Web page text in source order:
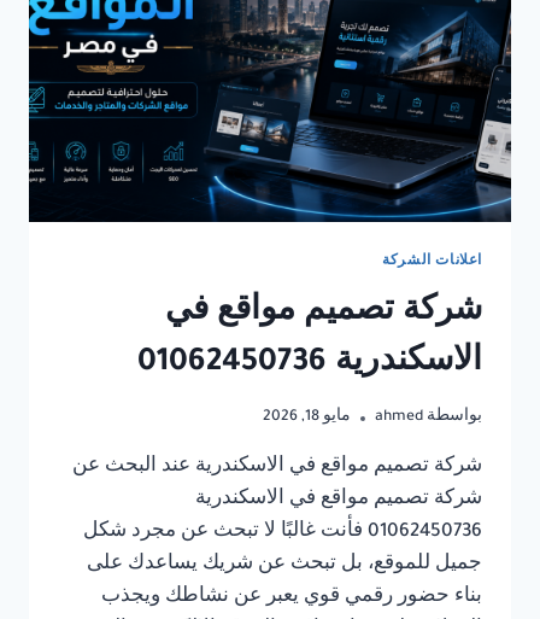
اعلانات الشركة
شركة تصميم مواقع في
الاسكندرية 01062450736
بواسطة ahmed مايو 18, 2026
شركة تصميم مواقع في الاسكندرية عند البحث عن
شركة تصميم مواقع في الاسكندرية
01062450736 فأنت غالبًا لا تبحث عن مجرد شكل
جميل للموقع، بل تبحث عن شريك يساعدك على
بناء حضور رقمي قوي يعبر عن نشاطك ويجذب